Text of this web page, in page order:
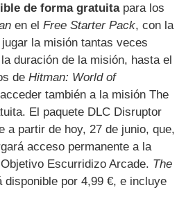
de forma gratuitapara los
en elFree Starter Pack, con la
la misión tantas veces
duración de la misión, hasta el
deHitman: World of
también a la misión The
El paquete DLC Disruptor
a partir de hoy, 27 de junio, que,
acceso permanente a la
Escurridizo Arcade. The
disponible por 4,99 €, e incluye